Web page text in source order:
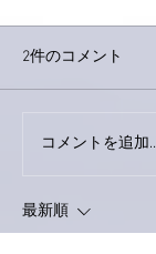
下駄箱が
2件のコメント
コメントを追加
最新順